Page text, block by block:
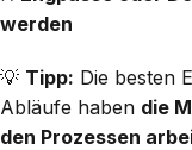
werden
💡 Tipp: Die besten
Abläufe haben die
den Prozessen